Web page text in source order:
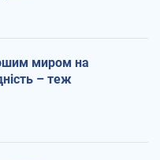
миром на
– теж